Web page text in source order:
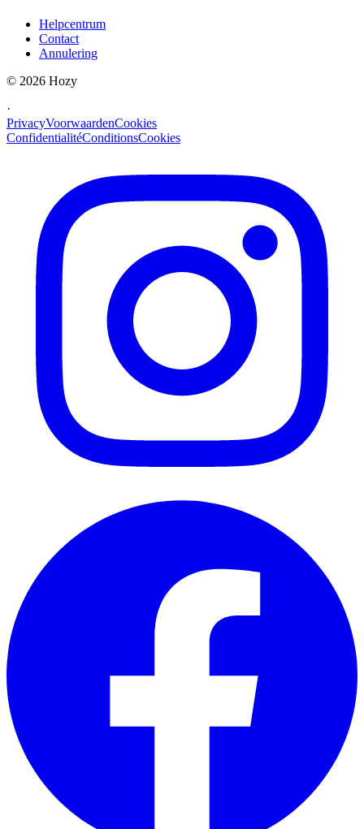
Helpcentrum
Contact
Annulering
© 2026 Hozy
·
PrivacyVoorwaardenCookies
ConfidentialitéConditionsCookies